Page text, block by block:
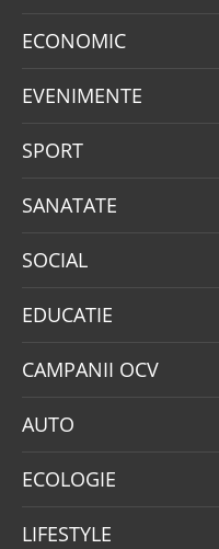
ECONOMIC
EVENIMENTE
SPORT
SANATATE
SOCIAL
EDUCATIE
CAMPANII OCV
AUTO
ECOLOGIE
LIFESTYLE